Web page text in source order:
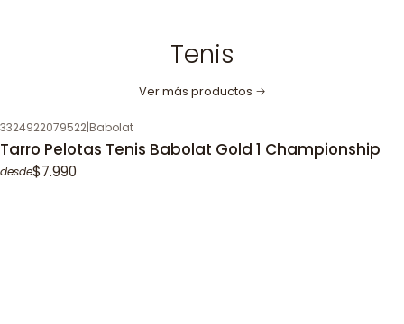
Tenis
Ver más productos
3324922079522|Babolat
Tarro Pelotas Tenis Babolat Gold 1 Championship
desde$7.990